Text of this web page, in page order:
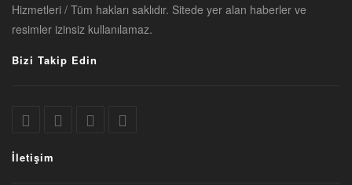
Hizmetleri / Tüm hakları saklıdır. Sitede yer alan haberler ve
resimler izinsiz kullanılamaz.
Bizi Takip Edin
İletişim